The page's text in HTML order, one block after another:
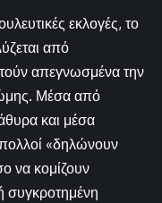
εκλογές, το
από
απεγνωσμένα την
Μέσα από
και μέσα
«δηλώνουν
να κομίζουν
συγκροτημένη